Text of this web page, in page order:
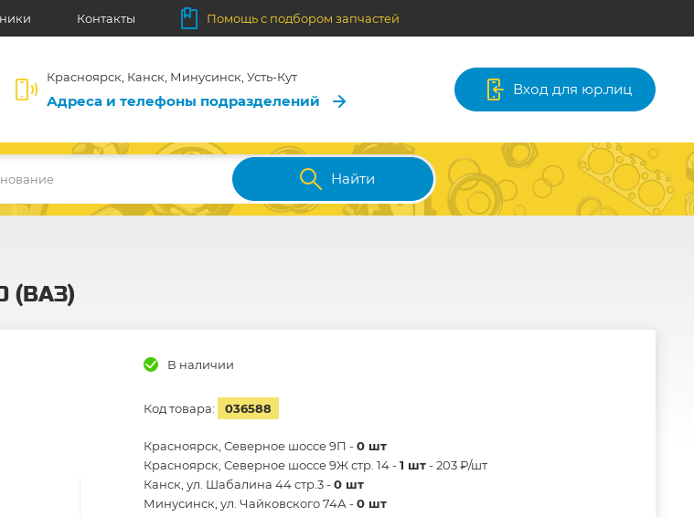
Контакты Помощь с подбором запчастей
Красноярск, Канск, Минусинск, Усть-Кут
Адреса и телефоны подразделений
Вход для юр.лиц
Найти
(ВАЗ)
В наличии
Код товара: 036588
Красноярск, Северное шоссе 9П -0 шт
Красноярск, Северное шоссе 9Ж стр. 14 -1 шт- 203 ₽/шт
Канск, ул. Шабалина 44 стр.3 -0 шт
Минусинск, ул. Чайковского 74А -0 шт